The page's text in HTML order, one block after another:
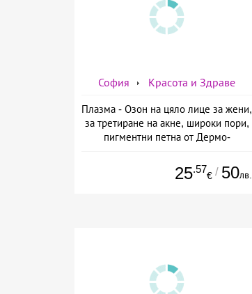
София Красота и Здраве
Плазма - Озон на цяло лице за жени,
за третиране на акне, широки пори,
пигментни петна от Дермо-
25.57
€ / 50лв.